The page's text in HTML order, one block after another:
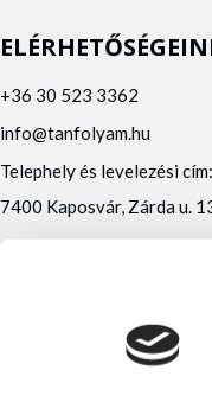
+36 30 523 3362
info@tanfolyam.hu
Telephely és levelezési cím:
7400 Kaposvár, Zárda u.
Felnőttképző engedély
Felnőttképző